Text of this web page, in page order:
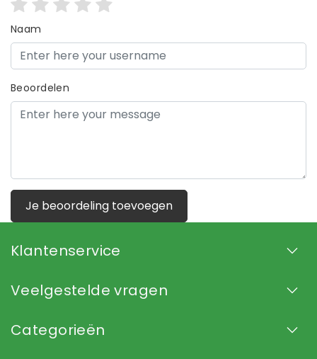
Naam
Beoordelen
Je beoordeling toevoegen
Klantenservice
Veelgestelde vragen
Categorieën